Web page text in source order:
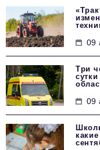
09
Три
09